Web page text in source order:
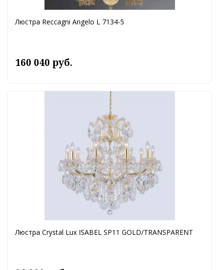
Люстра Reccagni Angelo L 7134-5
160 040 руб.
Люстра Crystal Lux ISABEL SP11 GOLD/TRANSPARENT